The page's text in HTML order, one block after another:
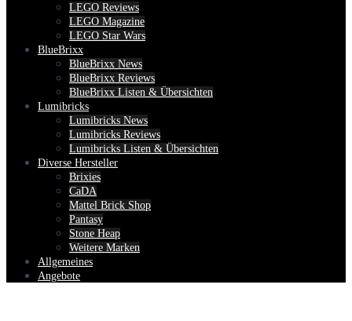
LEGO Reviews
LEGO Magazine
LEGO Star Wars
BlueBrixx
BlueBrixx News
BlueBrixx Reviews
BlueBrixx Listen & Übersichten
Lumibricks
Lumibricks News
Lumibricks Reviews
Lumibricks Listen & Übersichten
Diverse Hersteller
Brixies
CaDA
Mattel Brick Shop
Pantasy
Stone Heap
Weitere Marken
Allgemeines
Angebote